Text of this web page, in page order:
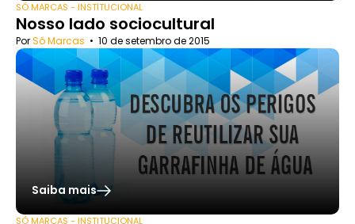
SÓ MARCAS - INSTITUCIONAL
Nosso lado sociocultural
PorSó Marcas • 10 de setembro de 2015
Saiba mais
SÓ MARCAS - INSTITUCIONAL